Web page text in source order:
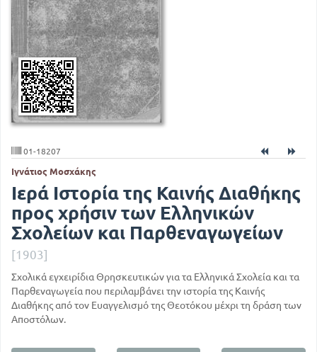
01-18207
Ιγνάτιος Μοσχάκης
Ιερά Ιστορία της Καινής Διαθήκης
προς χρήσιν των Ελληνικών
Σχολείων και Παρθεναγωγείων
[1903]
Σχολικά εγχειρίδια Θρησκευτικών για τα Ελληνικά Σχολεία και τα
Παρθεναγωγεία που περιλαμβάνει την ιστορία της Καινής
Διαθήκης από τον Ευαγγελισμό της Θεοτόκου μέχρι τη δράση των
Αποστόλων.